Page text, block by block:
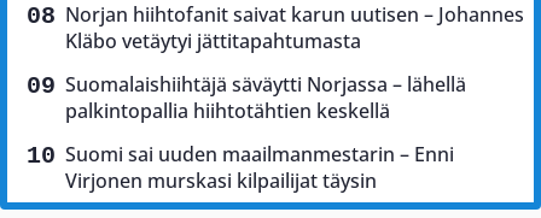
Norjan hiihtofanit saivat karun uutisen – Johannes
Kläbo vetäytyi jättitapahtumasta
Suomalaishiihtäjä säväytti Norjassa – lähellä
palkintopallia hiihtotähtien keskellä
Suomi sai uuden maailmanmestarin – Enni
Virjonen murskasi kilpailijat täysin